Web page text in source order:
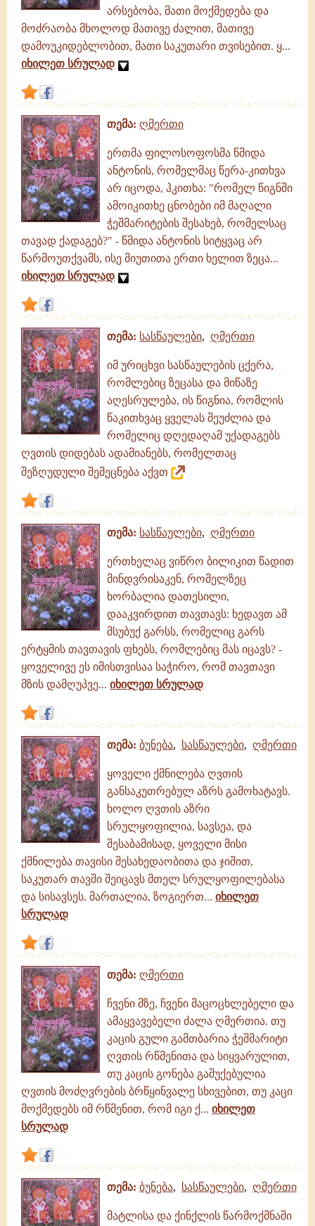
არსებობა, მათი მოქმედება და
მოძრაობა მხოლოდ მათივე ძალით, მათივე
დამოუკიდებლობით, მათი საკუთარი თვისებით. ყ...
იხილეთ სრულად
თემა: ღმერთი
ერთმა ფილოსოფოსმა წმიდა
ანტონის, რომელმაც წერა-კითხვა
არ იცოდა, ჰკითხა: "რომელ წიგნში
ამოიკითხე ცნობები იმ მაღალი
ჭეშმარიტების შესახებ, რომელსაც
თავად ქადაგებ?" - წმიდა ანტონის სიტყვაც არ
წარმოუთქვამს, ისე მიუთითა ერთი ხელით ზეცა...
იხილეთ სრულად
თემა: სასწაულები, ღმერთი
იმ ურიცხვი სასწაულების ცქერა,
რომლებიც ზეცასა და მიწაზე
აღესრულება, ის წიგნია, რომლის
წაკითხვაც ყველას შეუძლია და
რომელიც დღედაღამ უქადაგებს
ღვთის დიდებას ადამიანებს, რომელთაც
შეზღუდული შემეცნება აქვთ
თემა: სასწაულები, ღმერთი
ერთხელაც ვიწრო ბილიკით წადით
მინდვრისაკენ, რომელზეც
ხორბალია დათესილი,
დააკვირდით თავთავს: ხედავთ ამ
მსუბუქ გარსს, რომელიც გარს
ერტყმის თავთავის ფხებს, რომლებიც მას იცავს? -
ყოველივე ეს იმისთვისაა საჭირო, რომ თავთავი
მზის დამღუპვე... იხილეთ სრულად
თემა: ბუნება, სასწაულები, ღმერთი
ყოველი ქმნილება ღვთის
განსაკუთრებულ აზრს გამოხატავს.
ხოლო ღვთის აზრი
სრულყოფილია, სავსეა, და
შესაბამისად, ყოველი მისი
ქმნილება თავისი შესახედაობითა და ჯიშით,
საკუთარ თავში შეიცავს მთელ სრულყოფილებასა
და სისავსეს. მართალია, ზოგიერთ... იხილეთ
სრულად
თემა: ღმერთი
ჩვენი მზე, ჩვენი მაცოცხლებელი და
ამაყვავებელი ძალა ღმერთია. თუ
კაცის გული გამთბარია ჭეშმარიტი
ღვთის რწმენითა და სიყვარულით,
თუ კაცის გონება გაშუქებულია
ღვთის მოძღვრების ბრწყინვალე სხივებით, თუ კაცი
მოქმედებს იმ რწმენით, რომ იგი ქ... იხილეთ
სრულად
თემა: ბუნება, სასწაულები, ღმერთი
მატლისა და ქინქლის წარმოქმნაში